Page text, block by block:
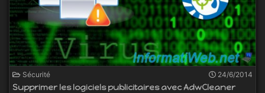
Sécurité 24/6/2014
Supprimer les logiciels publicitaires avec AdwCleaner